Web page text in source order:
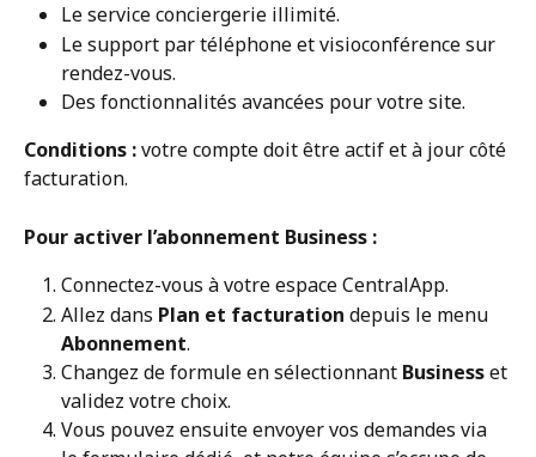
Le service conciergerie illimité.
Le support par téléphone et visioconférence sur
rendez-vous.
Des fonctionnalités avancées pour votre site.
Conditions : votre compte doit être actif et à jour côté
facturation.
Pour activer l’abonnement Business :
Connectez-vous à votre espace CentralApp.
Allez dans Plan et facturation depuis le menu
Abonnement.
Changez de formule en sélectionnant Business et
validez votre choix.
Vous pouvez ensuite envoyer vos demandes via